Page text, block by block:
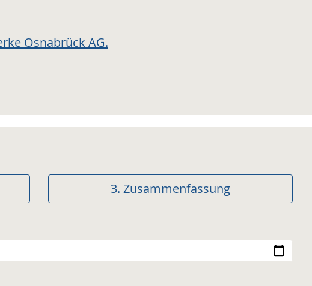
Osnabrück AG.
3.Zusammenfassung